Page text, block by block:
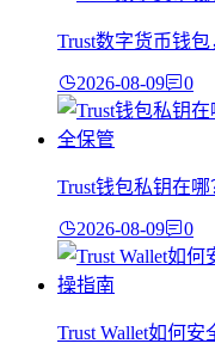
Trust数字货币钱
2026-08-09 0
Trust钱包私钥在
2026-08-09 0
Trust Wallet如何